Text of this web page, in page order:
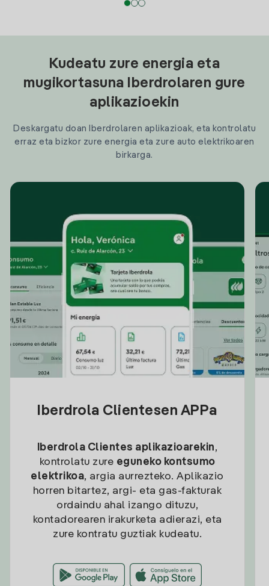
Kudeatu zure energia eta
mugikortasuna Iberdrolaren gure
aplikazioekin
Deskargatu doan Iberdrolaren aplikazioak, eta kontrolatu
erraz eta bizkor zure energia eta zure auto elektrikoaren
birkarga.
Iberdrola Clientesen APPa
Iberdrola Clientes aplikazioarekin,
kontrolatu zure eguneko kontsumo
elektrikoa, argia aurrezteko. Aplikazio
horren bitartez, argi- eta gas-fakturak
ordaindu ahal izango dituzu,
kontadorearen irakurketa adierazi, eta
zure kontratu guztiak kudeatu.